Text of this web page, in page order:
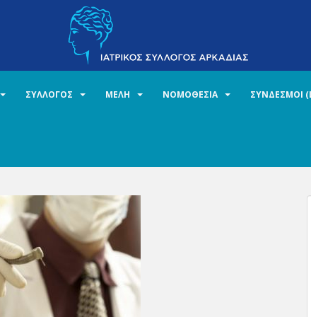
ΣΥΛΛΟΓΟΣ ΜΕΛΗ ΝΟΜΟΘΕΣΙΑ ΣΥΝΔΕΣΜΟΙ